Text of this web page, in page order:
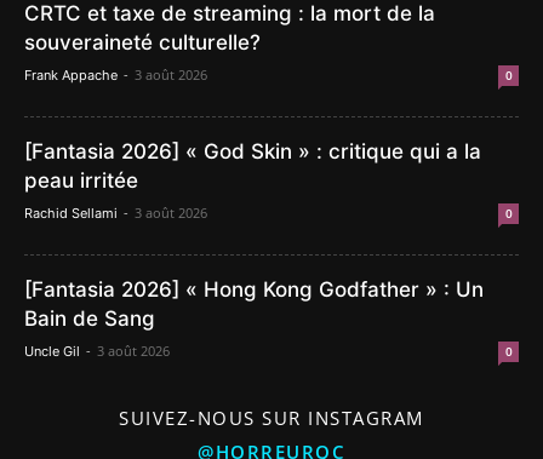
CRTC et taxe de streaming : la mort de la
souveraineté culturelle?
Frank Appache - 3 août 2026 0
[Fantasia 2026] « God Skin » : critique qui a la
peau irritée
Rachid Sellami - 3 août 2026 0
[Fantasia 2026] « Hong Kong Godfather » : Un
Bain de Sang
Uncle Gil - 3 août 2026 0
SUIVEZ-NOUS SUR INSTAGRAM
@HORREURQC